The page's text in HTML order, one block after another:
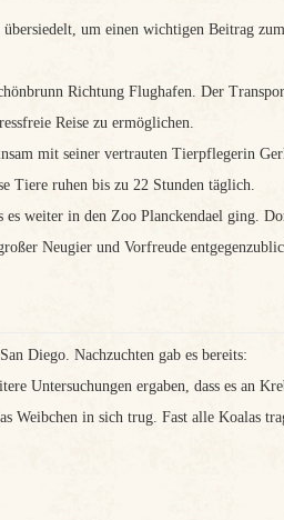
um einen wichtigen Beitrag
Richtung Flughafen. Der
Reise zu ermöglichen.
mit seiner vertrauten Tierpflegerin
Tiere ruhen bis zu 22 Stunden täglich.
weiter in den Zoo Planckendael ging.
Neugier und Vorfreude
Diego. Nachzuchten gab es bereits:
Untersuchungen ergaben, dass es an
Weibchen in sich trug. Fast alle Koalas